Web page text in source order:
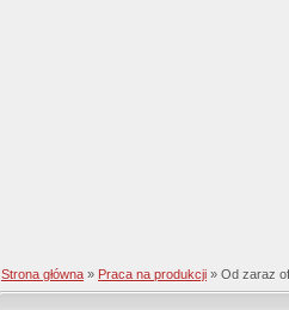
Strona główna » Praca na produkcji » Od zaraz